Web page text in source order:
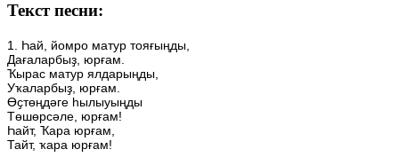
Текст песни:
1. Һай, йомро матур тояғыңды,
Дағаларбыҙ, юрғам.
Ҡырас матур ялдарыңды,
Уҡаларбыҙ, юрғам.
Өҫтөңдәге hылыуыңды
Төшөрсәле, юрғам!
Һайт, Ҡара юрғам,
Тайт, ҡара юрғам!